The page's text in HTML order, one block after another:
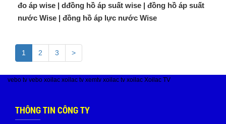
đo áp wise | dđồng hồ áp suất wise | đồng hồ áp suất
nước Wise | đồng hồ áp lực nước Wise
1 2 3 >
vebo tv vebo xoilac xoilac tv xemtv xoilac tv xoilac Xoilac TV
THÔNG TIN CÔNG TY